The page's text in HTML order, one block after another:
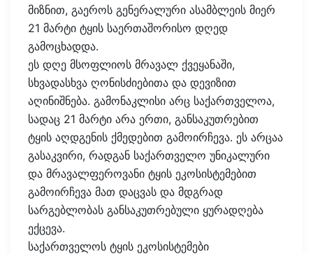
მიზნით, გაეროს გენერალური ასამბლეის მიერ
21 მარტი ტყის საერთაშორისო დღედ
გამოცხადდა.
ეს დღე მსოფლიოს მრავალ ქვეყანაში,
სხვადასხვა ღონისძიებითა და დევიზით
აღინიშნება. გამონაკლისი არც საქართველოა,
სადაც 21 მარტი არა ერთი, განსაკუთრებით
ტყის აღდგენის ქმედებით გამოირჩევა. ეს არცაა
გასაკვირი, რადგან საქართველო უნიკალური
და მრავალფეროვანი ტყის ეკოსისტემებით
გამოირჩევა მათ დაცვას და მდგრად
სარგებლობას განსაკუთრებული ყურადღება
ექცევა.
საქართველოს ტყის ეკოსისტემები